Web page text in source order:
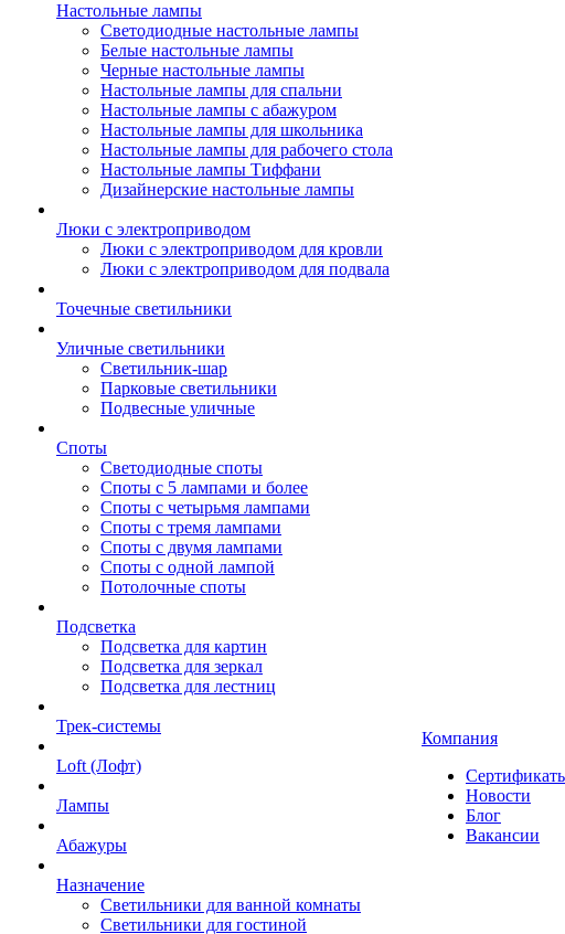
Настольные лампы
Светодиодные настольные лампы
Белые настольные лампы
Черные настольные лампы
Настольные лампы для спальни
Настольные лампы с абажуром
Настольные лампы для школьника
Настольные лампы для рабочего стола
Настольные лампы Тиффани
Дизайнерские настольные лампы
Люки с электроприводом
Люки с электроприводом для кровли
Люки с электроприводом для подвала
Точечные светильники
Уличные светильники
Светильник-шар
Парковые светильники
Подвесные уличные
Споты
Светодиодные споты
Споты с 5 лампами и более
Споты с четырьмя лампами
Споты с тремя лампами
Споты с двумя лампами
Споты с одной лампой
Потолочные споты
Подсветка
Подсветка для картин
Подсветка для зеркал
Подсветка для лестниц
Трек-системы
Loft (Лофт)
Лампы
Абажуры
Назначение
Светильники для ванной комнаты
Светильники для гостиной
Компания
Новости
Блог
Вакансии